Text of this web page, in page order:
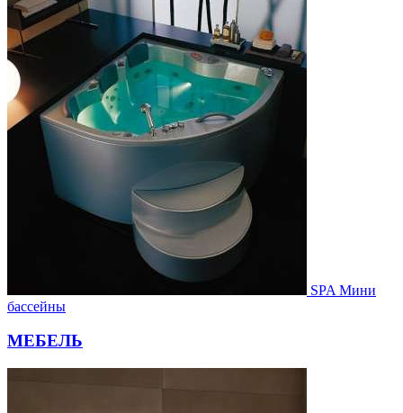
SPA Мини
бассейны
МЕБЕЛЬ